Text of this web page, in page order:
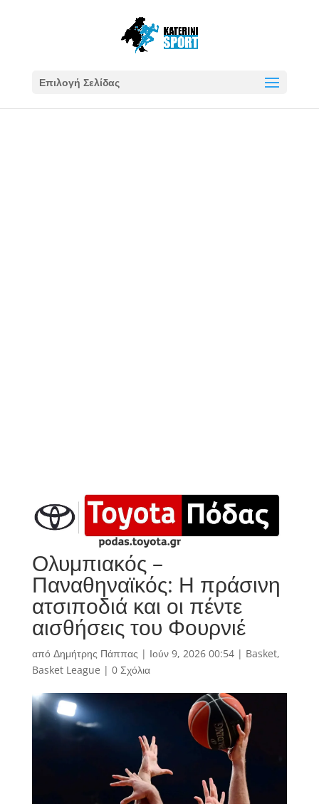
Επιλογή Σελίδας
Ολυμπιακός –
Παναθηναϊκός: Η πράσινη
ατσιποδιά και οι πέντε
αισθήσεις του Φουρνιέ
από Δημήτρης Πάππας | Ιούν 9, 2026 00:54| Basket,
Basket League | 0 Σχόλια